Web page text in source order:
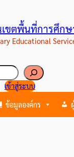
ขตพื้นที่การศึก
Educational
เข้าสู่ระบบ
ข้อมูลองค์กร